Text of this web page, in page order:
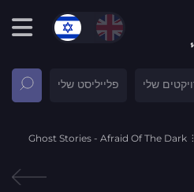
שלי פלייליסט שלי
Ghost Stories - Afraid Of The Dark